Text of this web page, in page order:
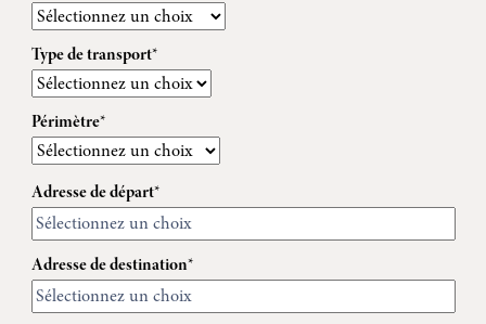
Type de transport*
Périmètre*
Adresse de départ*
Adresse de destination*